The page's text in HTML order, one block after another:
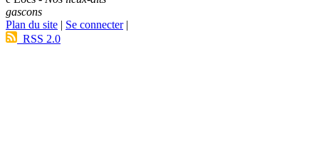
gascons
Plan du site | Se connecter|
RSS 2.0